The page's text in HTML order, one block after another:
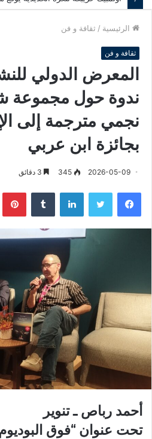
الرئيسية / ثقافة و فن
ثقافة و فن
المعرض الدولي
ندوة حول مجموعة
نجمي مترجمة إلى
بجائزة ابن عربي
2026-05-09
345
فيسبوك لينكدإن
أحمد رباص ـ تنوير
تحت عنوان “فوق